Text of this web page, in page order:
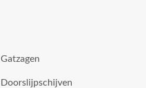
Gatzagen
Doorslijpschijven